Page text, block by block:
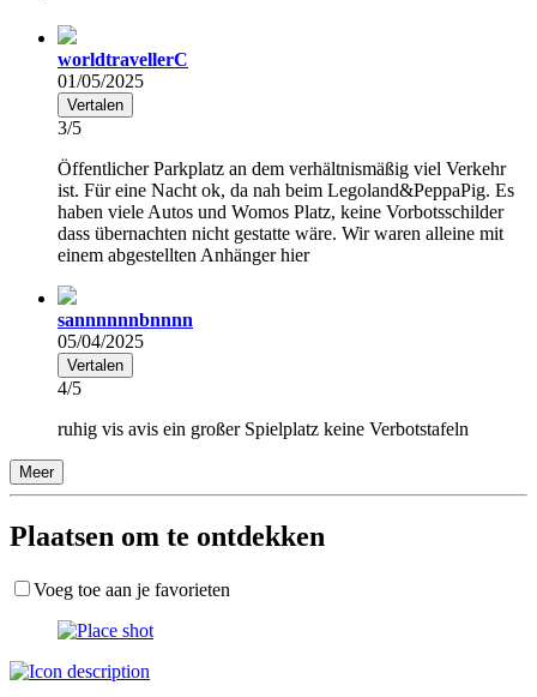
worldtravellerC
01/05/2025
Vertalen
3/5
Öffentlicher Parkplatz an dem verhältnismäßig viel Verkehr
ist. Für eine Nacht ok, da nah beim Legoland&PeppaPig. Es
haben viele Autos und Womos Platz, keine Vorbotsschilder
dass übernachten nicht gestatte wäre. Wir waren alleine mit
einem abgestellten Anhänger hier
sannnnnnbnnnn
05/04/2025
Vertalen
4/5
ruhig vis avis ein großer Spielplatz keine Verbotstafeln
Meer
Plaatsen om te ontdekken
Voeg toe aan je favorieten